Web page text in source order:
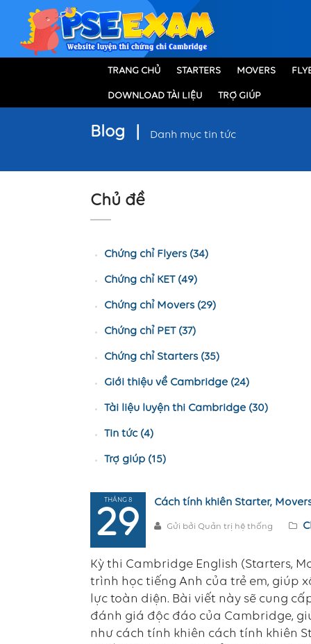
TRANG CHỦ STARTERS MOVERS
DOWNLOAD TÀI LIỆU TRỢ GIÚP
Blog Danh mục tin tức
Chủ đề
Chứng chỉ Flyers (34)
Chứng chỉ KET (49)
Chứng chỉ Movers (29)
Chứng chỉ PET (37)
Chứng chỉ Starters (35)
Giới thiệu về Cambridge (24)
Tài liệu luyện thi Cambridge (30)
Tin tức (4)
Trợ giúp (15)
THÁNG 8
29
Cách tính khiên Starter,
Gửi bởi Quản trị hệ thống
Kỳ thi Cambridge English (Starters,
trình học tiếng Anh của trẻ em, giúp
lực toàn diện. Bài viết này sẽ cung
đánh giá độc đáo của Cambridge,
như cách tính khiên cách tính khiên